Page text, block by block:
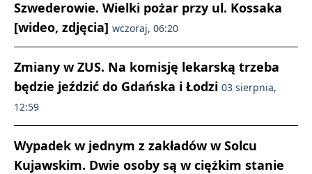
Szwederowie. Wielki pożar przy ul. Kossaka
[wideo, zdjęcia] wczoraj, 06:20
Zmiany w ZUS. Na komisję lekarską trzeba
będzie jeździć do Gdańska i Łodzi 03 sierpnia,
12:59
Wypadek w jednym z zakładów w Solcu
Kujawskim. Dwie osoby są w ciężkim stanie